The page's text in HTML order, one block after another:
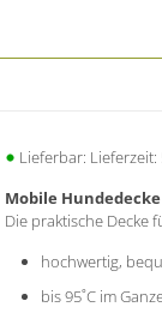
Lieferbar: Lieferzeit:
Mobile
Die praktische Decke
hochwertig,
bis 95˚C im